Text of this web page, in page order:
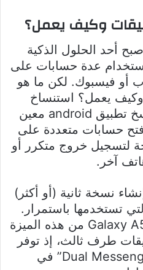
وكيف يعمل؟
أحد الحلول الذكية
عدة حسابات على
أو فيسبوك. لكن ما هو
وكيف يعمل؟ استنساخ
التطبيقات هو عملية نسخ تطبيق android معين
حسابات متعددة على
لتسجيل خروج متكرر أو
آخر.
نسخة ثانية (أو أكثر)
تستخدمها باستمرار.
يستفيد مستخدمو Galaxy A57 5G من هذه الميزة
طرف ثالث، إذ توفر
سامسونج خيار “Dual Messenger” في